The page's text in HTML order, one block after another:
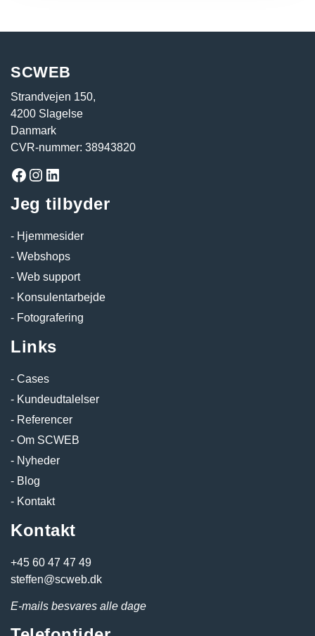
SCWEB
Strandvejen 150,
4200 Slagelse
Danmark
CVR-nummer: 38943820
Facebook
Instagram
LinkedIn
Jeg tilbyder
Hjemmesider
Webshops
Web support
Konsulentarbejde
Fotografering
Links
Cases
Kundeudtalelser
Referencer
Om SCWEB
Nyheder
Blog
Kontakt
Kontakt
+45 60 47 47 49
steffen@scweb.dk
E-mails besvares alle dage